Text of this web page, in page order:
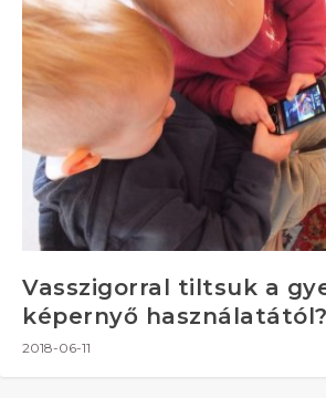
Vasszigorral tiltsuk a
képernyő használatától?
2018-06-11